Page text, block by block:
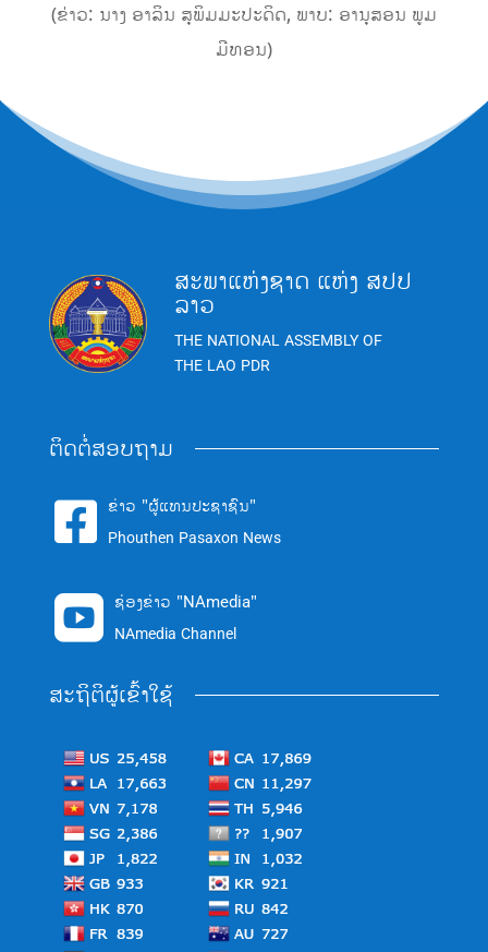
(ຂ່າວ: ນາງ ອາລິນ ສຸພິມມະປະດິດ, ພາບ: ອານຸສອນ ພູມ
ມີທອນ)
ສະພາແຫ່ງຊາດ ແຫ່ງ ສປປ
ລາວ
THE NATIONAL ASSEMBLY OF
THE LAO PDR
ຕິດຕໍ່ສອບຖາມ
 ຂ່າວ "ຜູ້ແທນປະຊາຊົນ"
Phouthen Pasaxon News
 ຊ່ອງຂ່າວ "NAmedia"
NAmedia Channel
ສະຖິຕິຜູ້ເຂົ້າໃຊ້